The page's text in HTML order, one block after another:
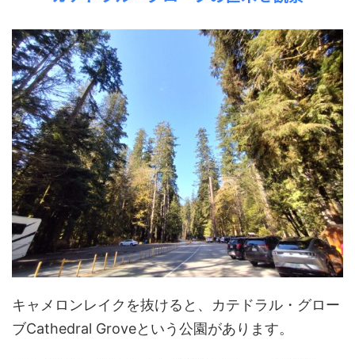
キャメロンレイクを抜けると、カテドラル・グロー
ブCathedral Groveという公園があります。